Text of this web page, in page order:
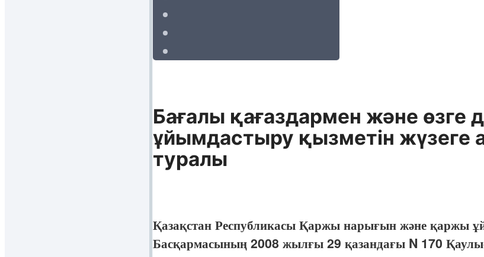
Бағалы қағаздармен және
ұйымдастыру қызметін жүзеге
туралы
Қазақстан Республикасы Қаржы нарығын және қаржы
Басқармасының 2008 жылғы 29 қазандағы N 170